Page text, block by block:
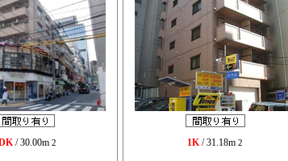
/ 30.00m 2 1K/ 31.18m 2